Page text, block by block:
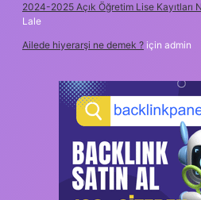
2024-2025 Açık Öğretim Lise Kayıtları
Lale
Ailede hiyerarşi ne demek ? için admin